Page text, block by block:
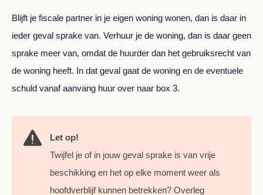
Blijft je fiscale partner in je eigen woning wonen, dan is daar in
ieder geval sprake van. Verhuur je de woning, dan is daar geen
sprake meer van, omdat de huurder dan het gebruiksrecht van
de woning heeft. In dat geval gaat de woning en de eventuele
schuld vanaf aanvang huur over naar box 3.
Let op!
Twijfel je of in jouw geval sprake is van vrije
beschikking en het op elke moment weer als
hoofdverblijf kunnen betrekken? Overleg